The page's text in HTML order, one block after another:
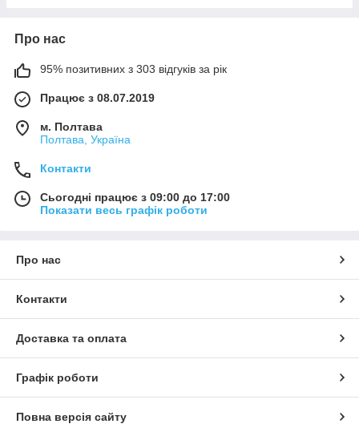
Про нас
95% позитивних з 303 відгуків за рік
Працює з 08.07.2019
м. Полтава
Полтава, Україна
Контакти
Сьогодні працює з 09:00 до 17:00
Показати весь графік роботи
Про нас
Контакти
Доставка та оплата
Графік роботи
Повна версія сайту